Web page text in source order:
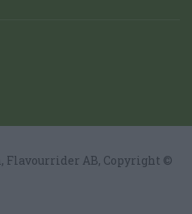
Flavourrider AB, Copyright ©